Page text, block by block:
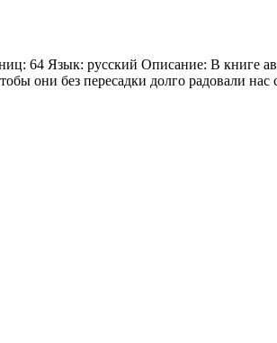
64 Язык: русский Описание: В книге
они без пересадки долго радовали